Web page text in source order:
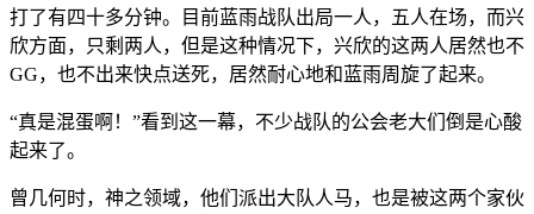
打了有四十多分钟。目前蓝雨战队出局一人，五人在场，而兴
欣方面，只剩两人，但是这种情况下，兴欣的这两人居然也不
GG，也不出来快点送死，居然耐心地和蓝雨周旋了起来。
“真是混蛋啊！”看到这一幕，不少战队的公会老大们倒是心酸
起来了。
曾几何时，神之领域，他们派出大队人马，也是被这两个家伙